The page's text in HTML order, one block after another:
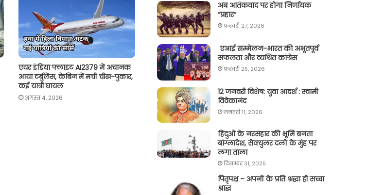
एयर इंडिया फ्लाइट AI2379 में अचानक
आया टर्बुलेंस, केबिन में मची चीख-पुकार,
कई यात्री घायल
अगस्त 4, 2026
अब आतंकवाद पर होगा निर्णायक
“प्रहार“
फ़रवरी 27, 2026
एआई सम्मेलन-भारत की अभूतपूर्व
सफलता और व्यथित कांग्रेस
फ़रवरी 25, 2026
12 जनवरी विशेष: युवा आदर्श : स्वामी
विवेकानंद
जनवरी 11, 2026
हिंदुओं के नरसंहार की भूमि बनता
बांग्लादेश, सेक्युलर दलों के मुंह पर
लगा ताला
दिसम्बर 31, 2025
पितृपक्ष – अपनों के प्रति श्रद्धा ही सच्चा
श्राद्ध